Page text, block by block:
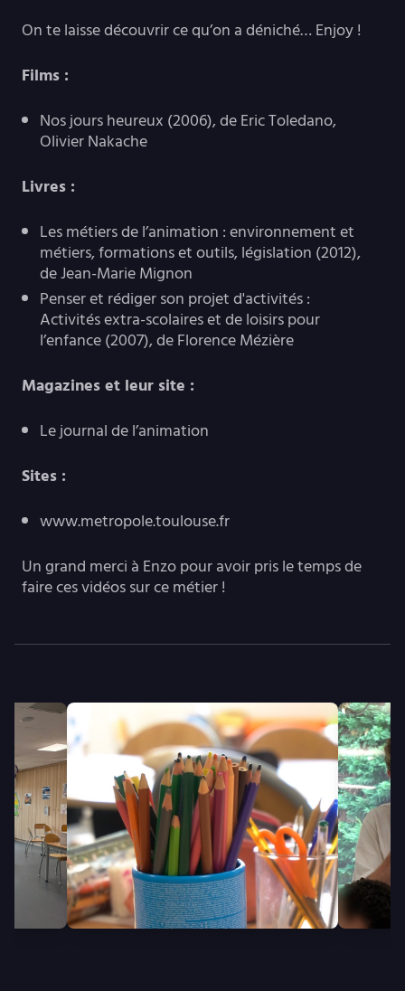
On te laisse découvrir ce qu’on a déniché… Enjoy !
Films :
Nos jours heureux (2006), de Eric Toledano,
Olivier Nakache
Livres :
Les métiers de l’animation : environnement et
métiers, formations et outils, législation (2012),
de Jean-Marie Mignon
Penser et rédiger son projet d'activités :
Activités extra-scolaires et de loisirs pour
l’enfance (2007), de Florence Mézière
Magazines et leur site :
Le journal de l’animation
Sites :
www.metropole.toulouse.fr
Un grand merci à Enzo pour avoir pris le temps de
faire ces vidéos sur ce métier !